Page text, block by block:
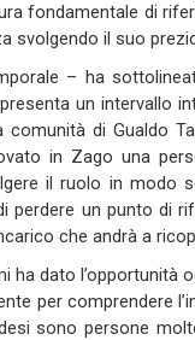
fondamentale di
svolgendo il suo
– ha
un intervallo
di Gualdo
in Zago una
il ruolo in modo
perdere un punto di
che andrà a
ha dato l’opportunità
per comprendere
sono persone